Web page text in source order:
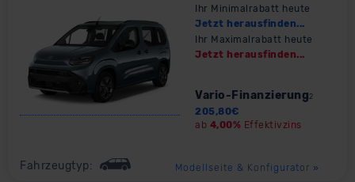
Ihr Minimalrabatt heute
Jetzt herausfinden...
Ihr Maximalrabatt heute
Jetzt herausfinden...
Vario-Finanzierung2
205,80€
ab 4,00% Effektivzins
Fahrzeugtyp: Modellseite & Konfigurator »